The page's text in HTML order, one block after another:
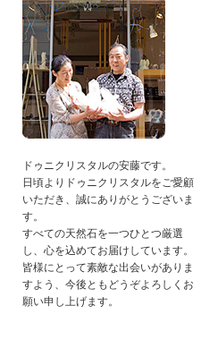
ドゥニクリスタルの安藤です。
日頃よりドゥニクリスタルをご愛顧
いただき、誠にありがとうございま
す。
すべての天然石を一つひとつ厳選
し、心を込めてお届けしています。
皆様にとって素敵な出会いがありま
すよう、今後ともどうぞよろしくお
願い申し上げます。